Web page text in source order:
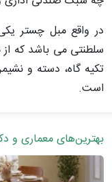
در واقع مبل چستر
سلطنتی می باشد که
تکیه گاه، دسته و
است.
بهترین‌های معماری و